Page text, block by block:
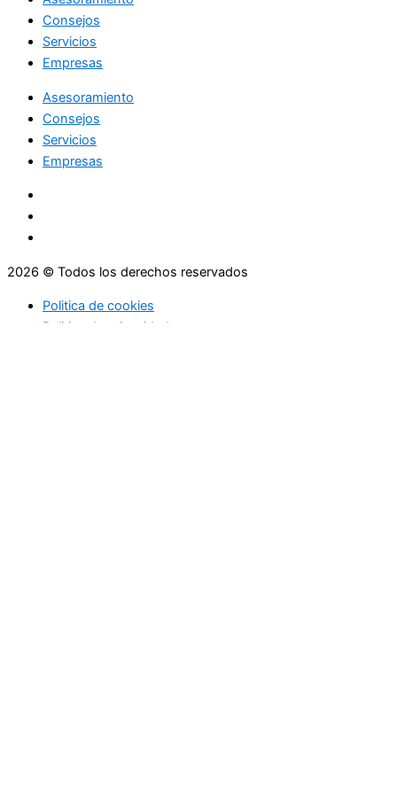
Consejos
Servicios
Empresas
Asesoramiento
Consejos
Servicios
Empresas
2026 © Todos los derechos reservados
Politica de cookies
Politica de privacidad